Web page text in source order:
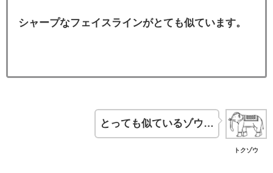
シャープなフェイスラインがとても似ています。
トクゾウ
とっても似ているゾウ…